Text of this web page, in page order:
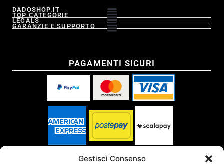
Gestisci Consenso
DADOSHOP.IT
TOP CATEGORIE
LEGALS
GARANZIE E SUPPORTO
PAGAMENTI SICURI
SPEDITO DA